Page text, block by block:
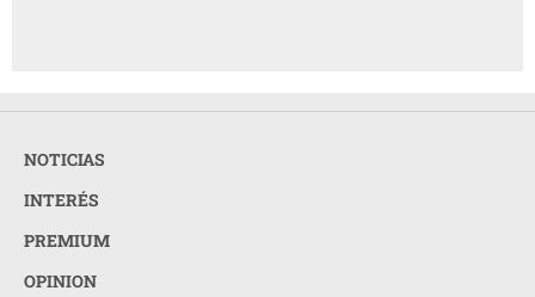
NOTICIAS
INTERÉS
PREMIUM
OPINION